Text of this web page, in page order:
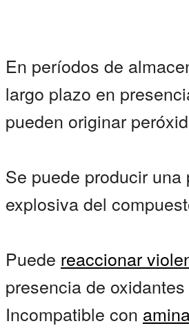
En períodos de
largo plazo en
pueden originar
Se puede producir
explosiva del
Puede reaccionar
presencia de
Incompatible con